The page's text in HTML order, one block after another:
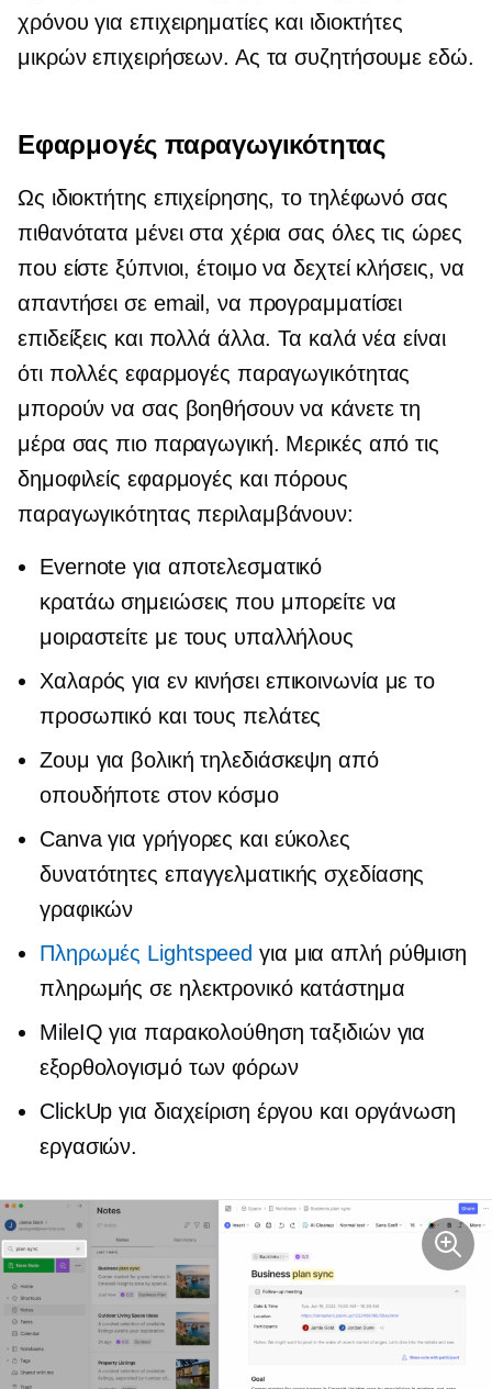
χρόνου για επιχειρηματίες και ιδιοκτήτες
μικρών επιχειρήσεων. Ας τα συζητήσουμε εδώ.
Εφαρμογές παραγωγικότητας
Ως ιδιοκτήτης επιχείρησης, το τηλέφωνό σας
πιθανότατα μένει στα χέρια σας όλες τις ώρες
που είστε ξύπνιοι, έτοιμο να δεχτεί κλήσεις, να
απαντήσει σε email, να προγραμματίσει
επιδείξεις και πολλά άλλα. Τα καλά νέα είναι
ότι πολλές εφαρμογές παραγωγικότητας
μπορούν να σας βοηθήσουν να κάνετε τη
μέρα σας πιο παραγωγική. Μερικές από τις
δημοφιλείς εφαρμογές και πόρους
παραγωγικότητας περιλαμβάνουν:
Evernote για αποτελεσματικό
κρατάω σημειώσεις που μπορείτε να
μοιραστείτε με τους υπαλλήλους
Χαλαρός για εν κινήσειεπικοινωνία με το
προσωπικό και τους πελάτες
Ζουμ για βολική τηλεδιάσκεψη από
οπουδήποτε στον κόσμο
Canva για γρήγορες και εύκολες
δυνατότητες επαγγελματικής σχεδίασης
γραφικών
Πληρωμές Lightspeed για μια απλή ρύθμιση
πληρωμής σε ηλεκτρονικό κατάστημα
MileIQ για παρακολούθηση ταξιδιών για
εξορθολογισμό των φόρων
ClickUp για διαχείριση έργου και οργάνωση
εργασιών.